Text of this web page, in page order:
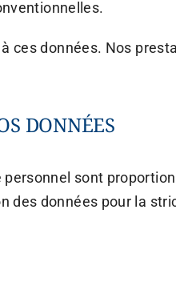
ces données. Nos
DONNÉES
sont
des données pour la